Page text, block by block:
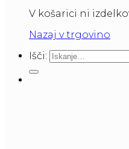
V košarici ni
Nazaj v trgovino
Išči: